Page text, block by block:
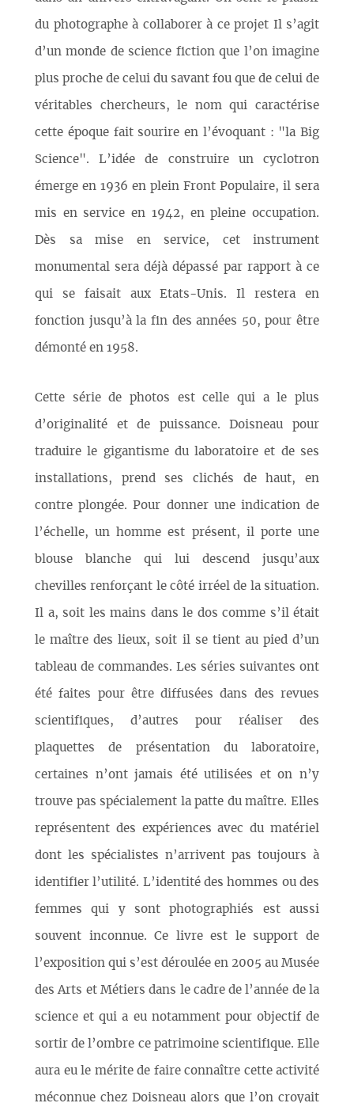
du photographe à collaborer à ce projet Il s’agit
d’un monde de science fiction que l’on imagine
plus proche de celui du savant fou que de celui de
véritables chercheurs, le nom qui caractérise
cette époque fait sourire en l’évoquant : "la Big
Science". L’idée de construire un cyclotron
émerge en 1936 en plein Front Populaire, il sera
mis en service en 1942, en pleine occupation.
Dès sa mise en service, cet instrument
monumental sera déjà dépassé par rapport à ce
qui se faisait aux Etats-Unis. Il restera en
fonction jusqu’à la fin des années 50, pour être
démonté en 1958.
Cette série de photos est celle qui a le plus
d’originalité et de puissance. Doisneau pour
traduire le gigantisme du laboratoire et de ses
installations, prend ses clichés de haut, en
contre plongée. Pour donner une indication de
l’échelle, un homme est présent, il porte une
blouse blanche qui lui descend jusqu’aux
chevilles renforçant le côté irréel de la situation.
Il a, soit les mains dans le dos comme s’il était
le maître des lieux, soit il se tient au pied d’un
tableau de commandes. Les séries suivantes ont
été faites pour être diffusées dans des revues
scientifiques, d’autres pour réaliser des
plaquettes de présentation du laboratoire,
certaines n’ont jamais été utilisées et on n’y
trouve pas spécialement la patte du maître. Elles
représentent des expériences avec du matériel
dont les spécialistes n’arrivent pas toujours à
identifier l’utilité. L’identité des hommes ou des
femmes qui y sont photographiés est aussi
souvent inconnue. Ce livre est le support de
l’exposition qui s’est déroulée en 2005 au Musée
des Arts et Métiers dans le cadre de l’année de la
science et qui a eu notamment pour objectif de
sortir de l’ombre ce patrimoine scientifique. Elle
aura eu le mérite de faire connaître cette activité
méconnue chez Doisneau alors que l’on croyait